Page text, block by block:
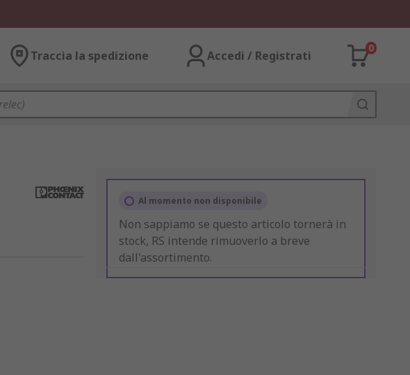
Traccia la spedizione Accedi / Registrati
0
Al momento non disponibile
Non sappiamo se questo articolo tornerà in
stock, RS intende rimuoverlo a breve
dall'assortimento.